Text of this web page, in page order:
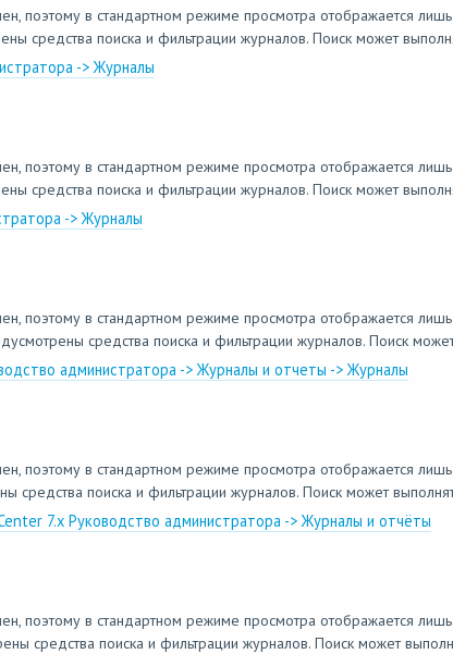
поэтому в стандартном режиме просмотра отображается
средства поиска и фильтрации журналов. Поиск может
-> Журналы
поэтому в стандартном режиме просмотра отображается
средства поиска и фильтрации журналов. Поиск может
-> Журналы
поэтому в стандартном режиме просмотра отображается
средства поиска и фильтрации журналов. Поиск может
администратора -> Журналы и отчеты -> Журналы
поэтому в стандартном режиме просмотра отображается
поиска и фильтрации журналов. Поиск может
7.x Руководство администратора -> Журналы и отчёты
поэтому в стандартном режиме просмотра отображается
средства поиска и фильтрации журналов. Поиск может